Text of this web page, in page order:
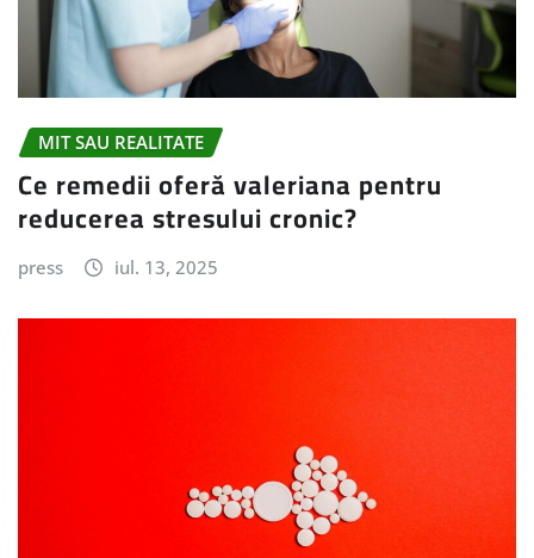
MIT SAU REALITATE
Ce remedii oferă valeriana pentru
reducerea stresului cronic?
press iul. 13, 2025